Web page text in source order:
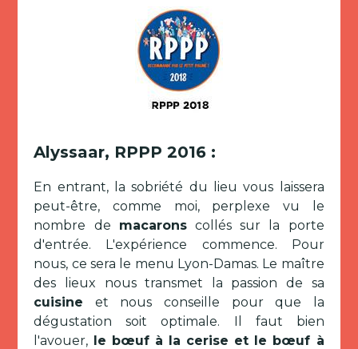
Alyssaar, RPPP 2016 :
En entrant, la sobriété du lieu vous laissera
peut-être, comme moi, perplexe vu le
nombre de macaronscollés sur la porte
d'entrée. L'expérience commence. Pour
nous, ce sera le menu Lyon-Damas. Le maître
des lieux nous transmet la passion de sa
cuisine et nous conseille pour que la
dégustation soit optimale. Il faut bien
l'avouer, le bœuf à la cerise et le bœuf à